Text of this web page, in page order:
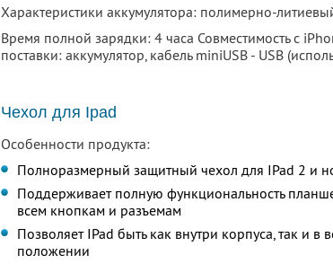
Характеристики аккумулятора: полимерно-
Время полной зарядки: 4 часа Совместимость с
поставки: аккумулятор, кабель miniUSB - USB
Чехол для Ipad
Особенности продукта:
Полноразмерный защитный чехол для IPad 2 и
Поддерживает полную функциональность
всем кнопкам и разъемам
Позволяет IPad быть как внутри корпуса, так и в
положении